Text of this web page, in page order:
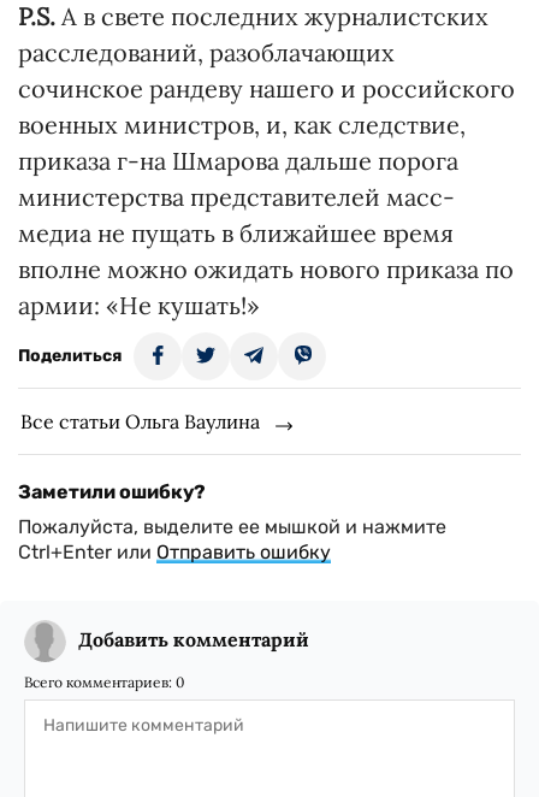
P.S. А в свете последних журналистских
расследований, разоблачающих
сочинское рандеву нашего и российского
военных министров, и, как следствие,
приказа г-на Шмарова дальше порога
министерства представителей масс-
медиа не пущать в ближайшее время
вполне можно ожидать нового приказа по
армии: «Не кушать!»
Поделиться
Все статьи Ольга Ваулина
Заметили ошибку?
Пожалуйста, выделите ее мышкой и нажмите
Ctrl+Enter или Отправить ошибку
Добавить комментарий
Всего комментариев: 0